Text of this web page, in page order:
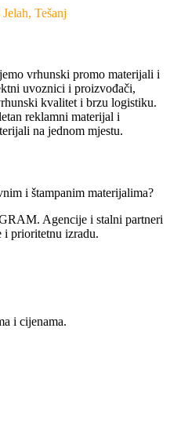
Tešanj
vrhunski promo materijali i
uvoznici i proizvođači,
kvalitet i brzu logistiku.
reklamni materijal i
na jednom mjestu.
i štampanim materijalima?
Agencije i stalni partneri
i prioritetnu izradu.
i cijenama.